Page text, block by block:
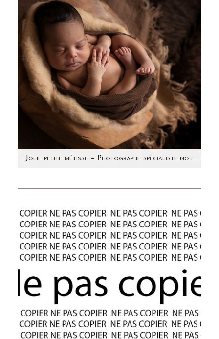
bébés depuis mes débuts. Chaque…
Jolie petite métisse – Photographe spécialiste nouveau-né Paris – Aline Deguy